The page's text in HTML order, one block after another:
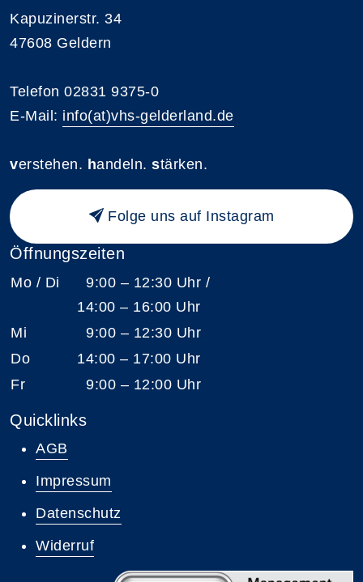
Kapuzinerstr. 34
47608 Geldern
Telefon 02831 9375-0
E-Mail: info(at)vhs-gelderland.de
verstehen. handeln. stärken.
Folge uns auf Instagram
Öffnungszeiten
Mo / Di
9:00 – 12:30 Uhr /
14:00 – 16:00 Uhr
Mi
9:00 – 12:30 Uhr
Do
14:00 – 17:00 Uhr
Fr
9:00 – 12:00 Uhr
Quicklinks
AGB
Impressum
Datenschutz
Widerruf